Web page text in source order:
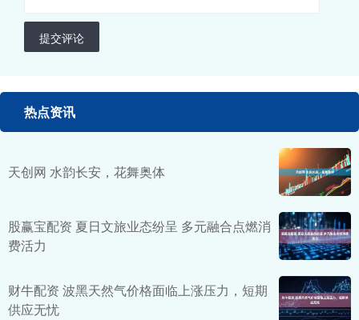
提交评论
热点资讯
天创网 水韵长安，花舞奥体
股赢宝配资 夏日文旅业态纷呈 多元融合点燃消
费活力
财牛配资 波黑天然气价格面临上涨压力，短期
供应无忧